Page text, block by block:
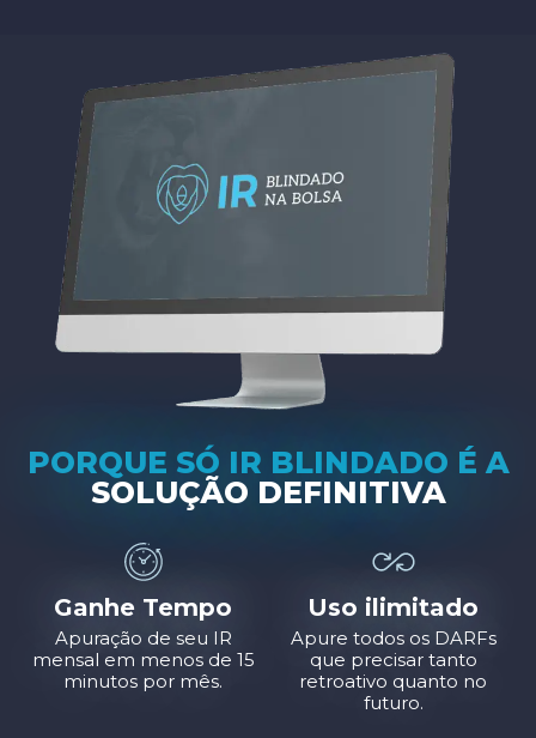
PORQUE SÓ IR BLINDADO É A
SOLUÇÃO DEFINITIVA
Ganhe Tempo
Apuração de seu IR
mensal em menos de 15
minutos por mês.
Uso ilimitado
Apure todos os DARFs
que precisar tanto
retroativo quanto no
futuro.